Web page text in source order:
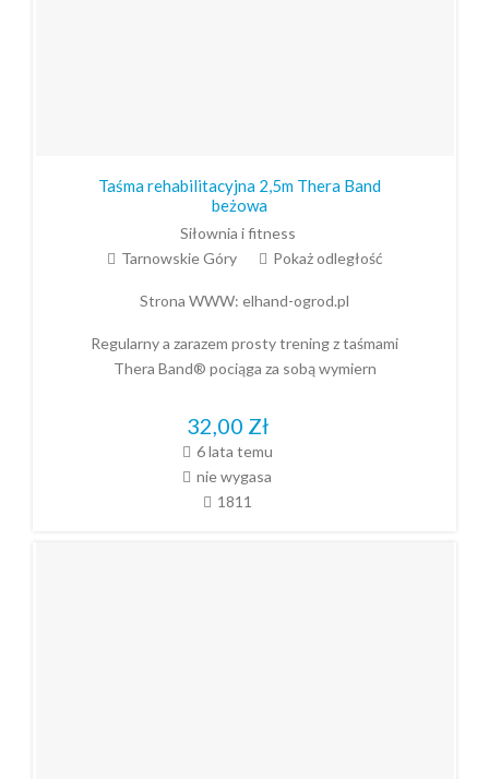
Taśma rehabilitacyjna 2,5m Thera Band
beżowa
Siłownia i fitness
Tarnowskie Góry
Pokaż odległość
Strona WWW: elhand-ogrod.pl
Regularny a zarazem prosty trening z taśmami
Thera Band® pociąga za sobą wymiern
32,00 Zł
6 lata temu
nie wygasa
1811